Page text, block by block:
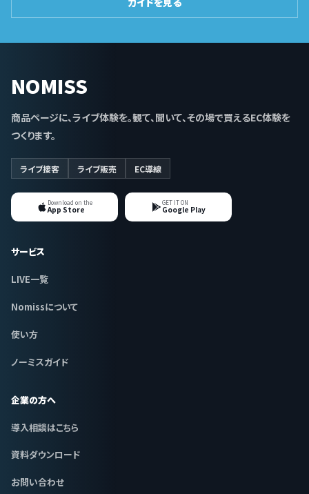
NOMISS
商品ページに、ライブ体験を。観て、聞いて、その場で買えるEC体験を
つくります。
ライブ接客 ライブ販売 EC導線
Download on the
App Store
GET IT ON
Google Play
サービス
LIVE一覧
Nomissについて
使い方
ノーミスガイド
企業の方へ
導入相談はこちら
資料ダウンロード
お問い合わせ